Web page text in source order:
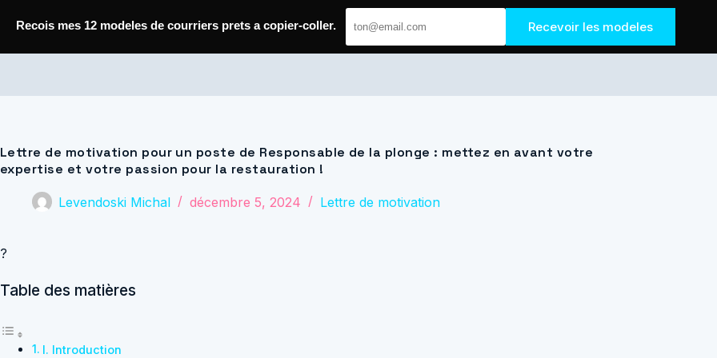
Lettre de motivation pour un poste de Responsable de la plonge : mettez en avant votre
expertise et votre passion pour la restauration !
Levendoski Michal décembre 5, 2024 Lettre de motivation
?
Table des matières
I. Introduction
Recois mes 12 modeles de courriers prets a copier-coller. Recevoir les modeles